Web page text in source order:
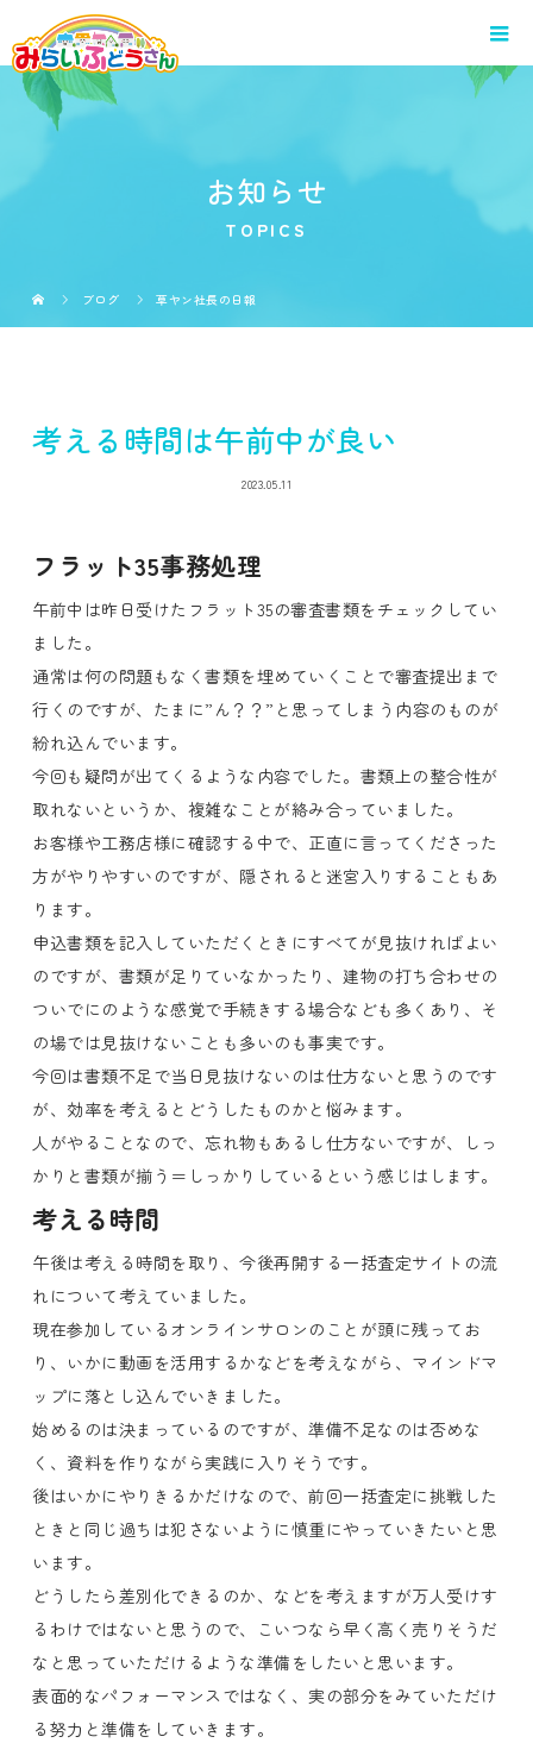
お知らせ
TOPICS
ブログ 草ヤン社長の日報
考える時間は午前中が良い
2023.05.11
フラット35事務処理
午前中は昨日受けたフラット35の審査書類をチェックしてい
ました。
通常は何の問題もなく書類を埋めていくことで審査提出まで
行くのですが、たまに”ん？？”と思ってしまう内容のものが
紛れ込んでいます。
今回も疑問が出てくるような内容でした。書類上の整合性が
取れないというか、複雑なことが絡み合っていました。
お客様や工務店様に確認する中で、正直に言ってくださった
方がやりやすいのですが、隠されると迷宮入りすることもあ
ります。
申込書類を記入していただくときにすべてが見抜ければよい
のですが、書類が足りていなかったり、建物の打ち合わせの
ついでにのような感覚で手続きする場合なども多くあり、そ
の場では見抜けないことも多いのも事実です。
今回は書類不足で当日見抜けないのは仕方ないと思うのです
が、効率を考えるとどうしたものかと悩みます。
人がやることなので、忘れ物もあるし仕方ないですが、しっ
かりと書類が揃う＝しっかりしているという感じはします。
考える時間
午後は考える時間を取り、今後再開する一括査定サイトの流
れについて考えていました。
現在参加しているオンラインサロンのことが頭に残ってお
り、いかに動画を活用するかなどを考えながら、マインドマ
ップに落とし込んでいきました。
始めるのは決まっているのですが、準備不足なのは否めな
く、資料を作りながら実践に入りそうです。
後はいかにやりきるかだけなので、前回一括査定に挑戦した
ときと同じ過ちは犯さないように慎重にやっていきたいと思
います。
どうしたら差別化できるのか、などを考えますが万人受けす
るわけではないと思うので、こいつなら早く高く売りそうだ
なと思っていただけるような準備をしたいと思います。
表面的なパフォーマンスではなく、実の部分をみていただけ
る努力と準備をしていきます。